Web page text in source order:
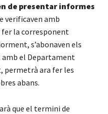
de presentar informes
verificaven amb
fer la corresponent
s’abonaven els
amb el Departament
permetrà ara fer les
abans.
que el termini de